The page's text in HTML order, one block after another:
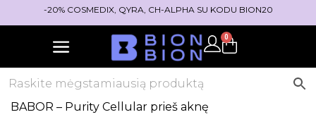
-20% COSMEDIX, QYRA, CH-ALPHA SU KODU BION20
0
BABOR – Purity Cellular prieš aknę